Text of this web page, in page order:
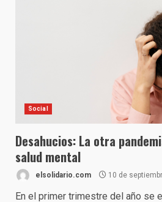
Social
Desahucios: La otra
salud mental
elsolidario.com 10 de
En el primer trimestre del año se